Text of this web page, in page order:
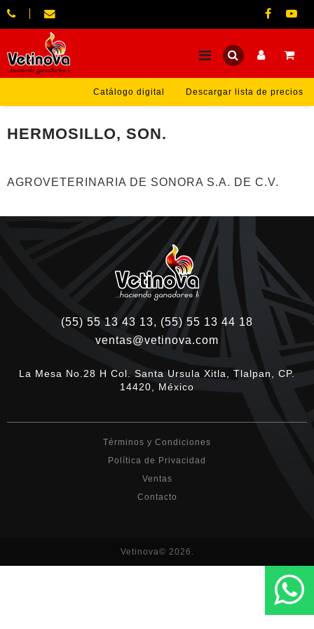
Catálogo digital Descargar lista de precios
HERMOSILLO, SON.
AGROVETERINARIA DE SONORA S.A. DE C.V.
(55) 55 13 43 13, (55) 55 13 44 18
ventas@vetinova.com
La Mesa No.28 H Col. Santa Ursula Xitla, Tlalpan, CP.
14420, México
Términos y Condiciones
Política de Privacidad
Ventas
Contacto
Vetinova© 2026.